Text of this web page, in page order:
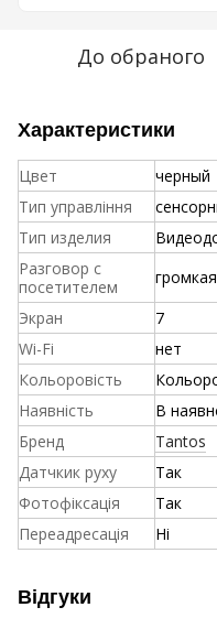
До обраного
Характеристики
Цвет
черный
Тип управління
Тип изделия
Разговор с
посетителем
Экран
7
Wi-Fi
нет
Кольоровість
Наявність
В
Бренд
Tantos
Датчкик руху
Так
Фотофіксація
Так
Переадресація
Ні
Відгуки